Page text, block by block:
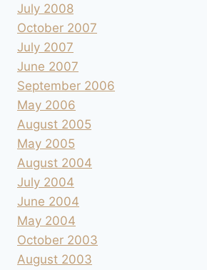
July 2008
October 2007
July 2007
June 2007
September 2006
May 2006
August 2005
May 2005
August 2004
July 2004
June 2004
May 2004
October 2003
August 2003